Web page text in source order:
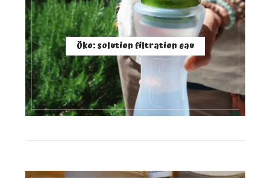
Öko: solution filtration eau